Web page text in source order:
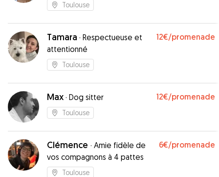
Toulouse
Tamara · Respectueuse et
attentionné
12€/promenade
Toulouse
Max · Dog sitter 12€/promenade
Toulouse
Clémence · Amie fidèle de
vos compagnons à 4 pattes
6€/promenade
Toulouse